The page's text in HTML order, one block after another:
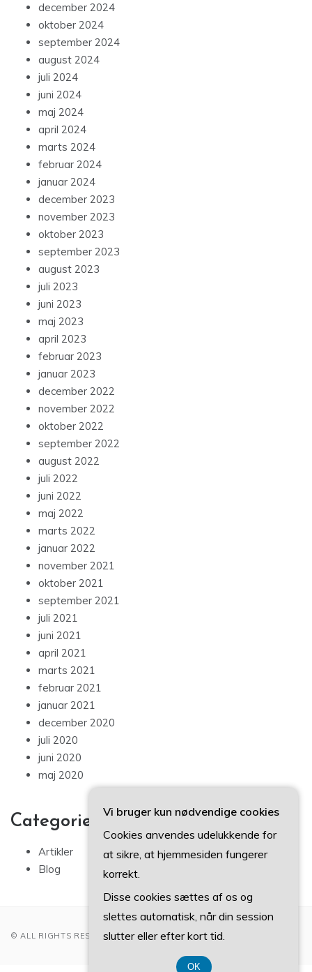
december 2024
oktober 2024
september 2024
august 2024
juli 2024
juni 2024
maj 2024
april 2024
marts 2024
februar 2024
januar 2024
december 2023
november 2023
oktober 2023
september 2023
august 2023
juli 2023
juni 2023
maj 2023
april 2023
februar 2023
januar 2023
december 2022
november 2022
oktober 2022
september 2022
august 2022
juli 2022
juni 2022
maj 2022
marts 2022
januar 2022
november 2021
oktober 2021
september 2021
juli 2021
juni 2021
april 2021
marts 2021
februar 2021
januar 2021
december 2020
juli 2020
juni 2020
maj 2020
Categories
Artikler
Blog
© ALL RIGHTS RESERVED 2022
Vi bruger kun nødvendige cookies
Cookies anvendes udelukkende for
at sikre, at hjemmesiden fungerer
korrekt.
Disse cookies sættes af os og
slettes automatisk, når din session
slutter eller efter kort tid.
OK